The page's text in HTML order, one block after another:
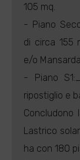
105 mq.
- Piano
di circa 155
e/o
- Piano
ripostiglio e
Lastrico
ha con 180